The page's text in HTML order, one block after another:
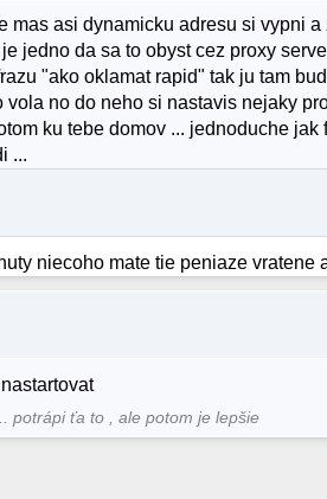
mas asi dynamicku adresu si vypni
jedno da sa to obyst cez proxy
"ako oklamat rapid" tak ju tam
no do neho si nastavis nejaky
ku tebe domov ... jednoduche
...
niecoho mate tie peniaze vratene
potrápi ťa to , ale potom je lepšie